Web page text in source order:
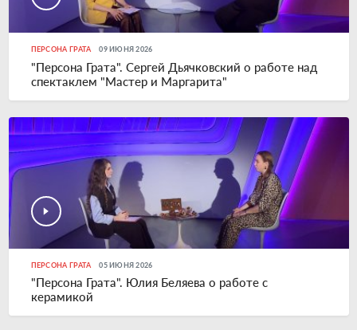
ПЕРСОНА ГРАТА 09 ИЮНЯ 2026
"Персона Грата". Сергей Дьячковский о работе над
спектаклем "Мастер и Маргарита"
ПЕРСОНА ГРАТА 05 ИЮНЯ 2026
"Персона Грата". Юлия Беляева о работе с
керамикой